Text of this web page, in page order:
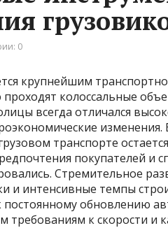
0
крупнейшим
колоссальные
всегда отличался
изменения.
транспорте
покупателей и
Стремительное
и интенсивные темпы
постоянному обновлению
требованиям к скорости и